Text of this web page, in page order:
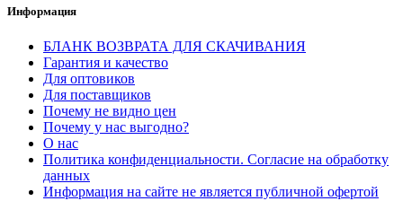
Информация
БЛАНК ВОЗВРАТА ДЛЯ СКАЧИВАНИЯ
Гарантия и качество
Для оптовиков
Для поставщиков
Почему не видно цен
Почему у нас выгодно?
О нас
Политика конфиденциальности. Согласие на обработку
данных
Информация на сайте не является публичной офертой